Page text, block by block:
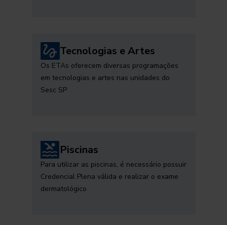
Tecnologias e Artes
Os ETAs oferecem diversas programações
em tecnologias e artes nas unidades do
Sesc SP
Piscinas
Para utilizar as piscinas, é necessário possuir
Credencial Plena válida e realizar o exame
dermatológico